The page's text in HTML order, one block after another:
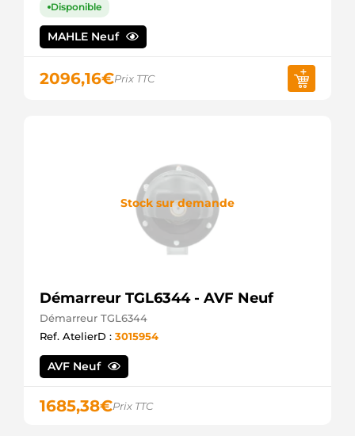
Disponible
MAHLE Neuf
2096,16€Prix TTC
Stock sur demande
Démarreur TGL6344 - AVF Neuf
Démarreur TGL6344
Ref. AtelierD : 3015954
AVF Neuf
1685,38€Prix TTC